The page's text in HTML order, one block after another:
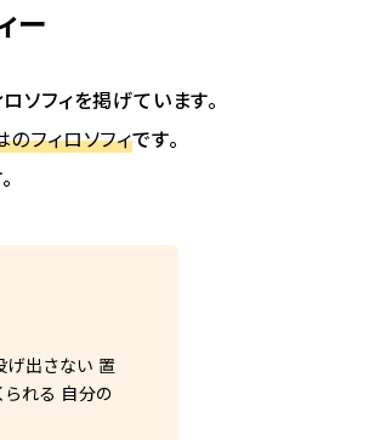
ー
ソフィを掲げています。
フィロソフィです。
出さない 置
れる 自分の